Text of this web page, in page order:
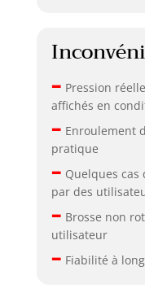
– Pression
affichés en
– Enroulement
pratique
– Quelques cas
par des
– Brosse non
utilisateur
– Fiabilité à